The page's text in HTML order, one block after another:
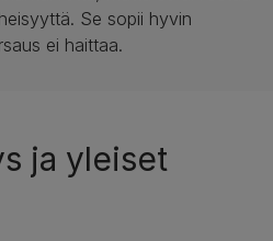
Se sopii hyvin
ei haittaa.
ja yleiset